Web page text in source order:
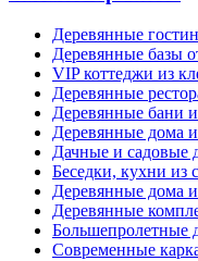
Деревянные
Деревянные базы
VIP коттеджи из
Деревянные
Деревянные бани
Деревянные дома
Дачные и садовые
Беседки, кухни из
Деревянные дома
Деревянные
Большепролетные
Современные